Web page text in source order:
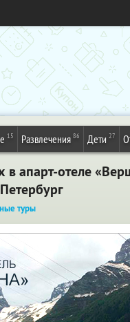
15 Развлечения 86 Дети 27
в апарт-отеле
туры